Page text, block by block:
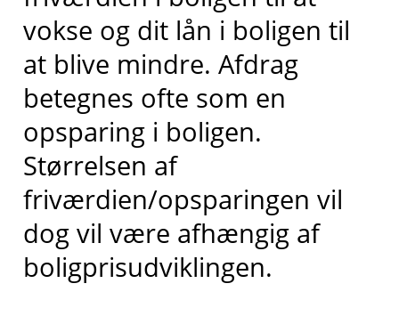
vokse og dit lån i boligen til
at blive mindre. Afdrag
betegnes ofte som en
opsparing i boligen.
Størrelsen af
friværdien/opsparingen vil
dog vil være afhængig af
boligprisudviklingen.